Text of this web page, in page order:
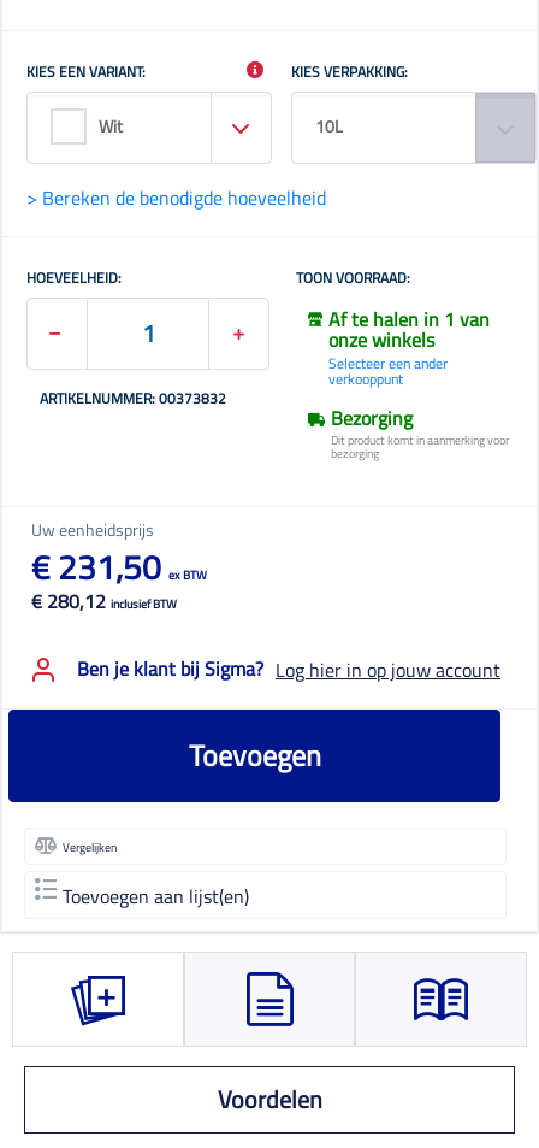
KIES EEN VARIANT:
Wit
KIES VERPAKKING:
10L
> Bereken de benodigde hoeveelheid
HOEVEELHEID:
ARTIKELNUMMER: 00373832
TOON VOORRAAD:
Af te halen in 1 van
onze winkels
Selecteer een ander
verkooppunt
Bezorging
Dit product komt in aanmerking voor
bezorging
Uw eenheidsprijs
€ 280,12 inclusief BTW
€ 231,50 ex BTW
Ben je klant bij Sigma? Log hier in op jouw account
Toevoegen
Vergelijken
Toevoegen aan lijst(en)
Voordelen